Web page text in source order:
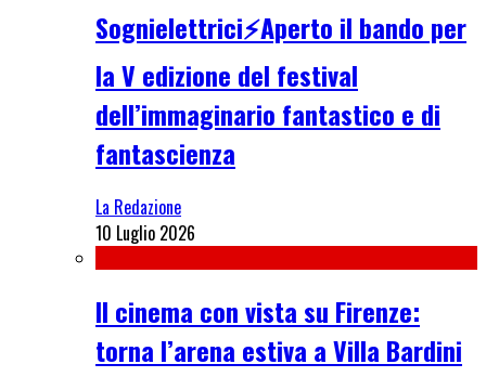
Sognielettrici⚡Aperto il bando per
la V edizione del festival
dell’immaginario fantastico e di
fantascienza
La Redazione
10 Luglio 2026
Il cinema con vista su Firenze:
torna l’arena estiva a Villa Bardini